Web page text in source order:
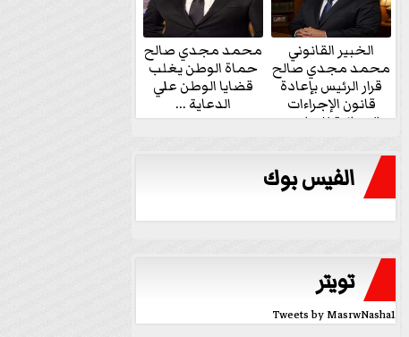
الخبير القانوني
محمد مجدي صالح
قرار الرئيس بإعادة
قانون الإجراءات
الجنائية للنواب...
محمد مجدي صالح
حماة الوطن يغلب
قضايا الوطن علي
الدعاية ...
الفيس بوك
تويتر
Tweets by MasrwNasha1